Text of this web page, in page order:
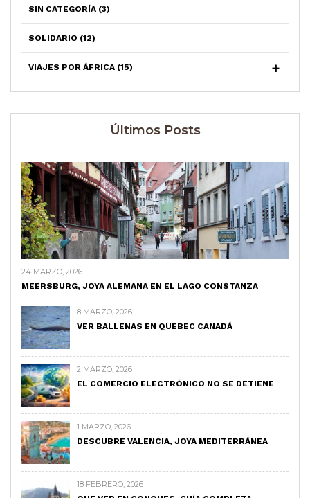
SIN CATEGORÍA (3)
SOLIDARIO (12)
VIAJES POR ÁFRICA (15)
Últimos Posts
24 MARZO, 2026
MEERSBURG, JOYA ALEMANA EN EL LAGO CONSTANZA
8 MARZO, 2026
VER BALLENAS EN QUEBEC CANADÁ
2 MARZO, 2026
EL COMERCIO ELECTRÓNICO NO SE DETIENE
1 MARZO, 2026
DESCUBRE VALENCIA, JOYA MEDITERRÁNEA
18 FEBRERO, 2026